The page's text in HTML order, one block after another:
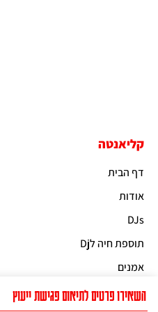
קליאנטה
דף הבית
אודות
DJs
תוספת חיה לDj
אמנים
להקות לאירועים
השאירו פרטים לתיאום פגישת ייעוץ